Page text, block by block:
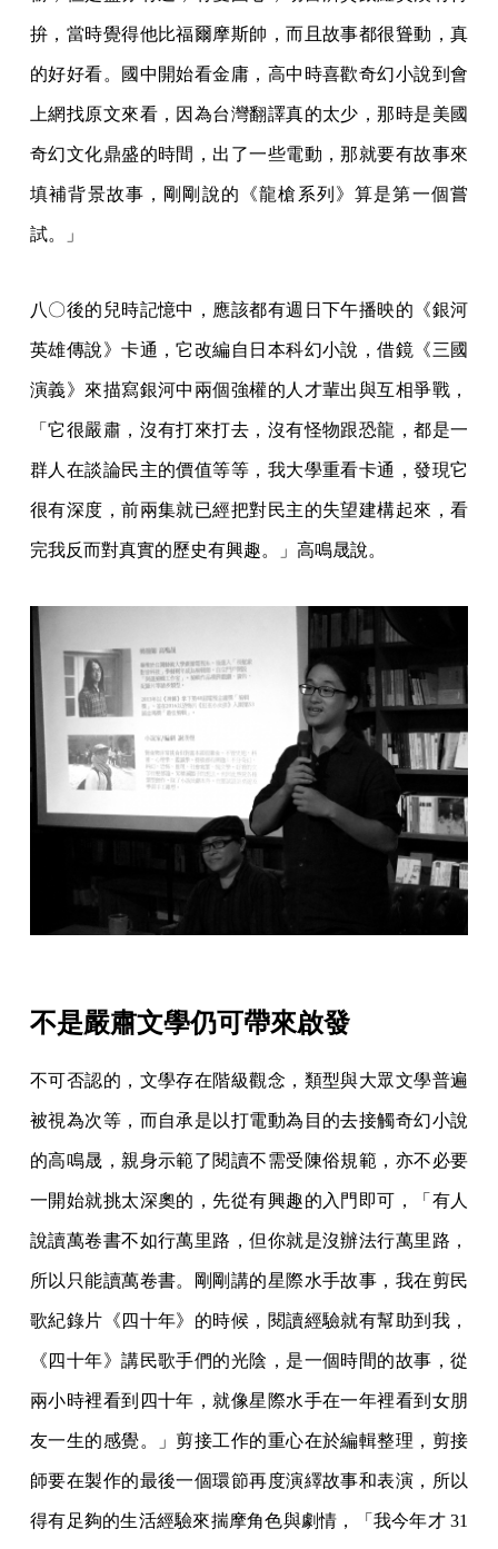
拚，當時覺得他比福爾摩斯帥，而且故事都很聳動，真
的好好看。國中開始看金庸，高中時喜歡奇幻小說到會
上網找原文來看，因為台灣翻譯真的太少，那時是美國
奇幻文化鼎盛的時間，出了一些電動，那就要有故事來
填補背景故事，剛剛說的《龍槍系列》算是第一個嘗
試。」
八〇後的兒時記憶中，應該都有週日下午播映的《銀河
英雄傳說》卡通，它改編自日本科幻小說，借鏡《三國
演義》來描寫銀河中兩個強權的人才輩出與互相爭戰，
「它很嚴肅，沒有打來打去，沒有怪物跟恐龍，都是一
群人在談論民主的價值等等，我大學重看卡通，發現它
很有深度，前兩集就已經把對民主的失望建構起來，看
完我反而對真實的歷史有興趣。」高鳴晟說。
不是嚴肅文學仍可帶來啟發
不可否認的，文學存在階級觀念，類型與大眾文學普遍
被視為次等，而自承是以打電動為目的去接觸奇幻小說
的高鳴晟，親身示範了閱讀不需受陳俗規範，亦不必要
一開始就挑太深奧的，先從有興趣的入門即可，「有人
說讀萬卷書不如行萬里路，但你就是沒辦法行萬里路，
所以只能讀萬卷書。剛剛講的星際水手故事，我在剪民
歌紀錄片《四十年》的時候，閱讀經驗就有幫助到我，
《四十年》講民歌手們的光陰，是一個時間的故事，從
兩小時裡看到四十年，就像星際水手在一年裡看到女朋
友一生的感覺。」剪接工作的重心在於編輯整理，剪接
師要在製作的最後一個環節再度演繹故事和表演，所以
得有足夠的生活經驗來揣摩角色與劇情，「我今年才 31